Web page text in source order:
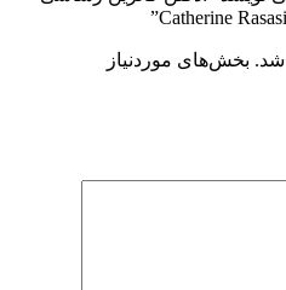
شد. بخش‌های موردنیاز